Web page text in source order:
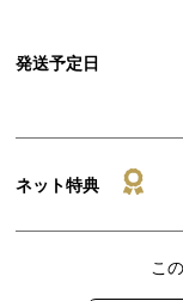
発送予定日
ネット特典
こ